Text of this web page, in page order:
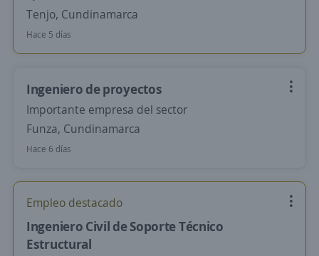
Tenjo, Cundinamarca
Hace 5 días
Ingeniero de proyectos
Importante empresa del sector
Funza, Cundinamarca
Hace 6 días
Empleo destacado
Ingeniero Civil de Soporte Técnico
Estructural